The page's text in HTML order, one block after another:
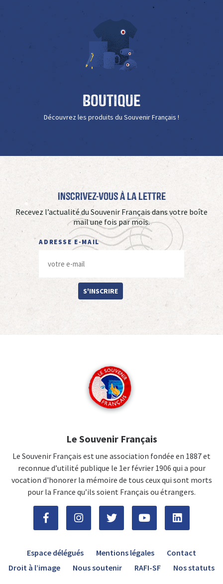
Boutique
Découvrez les produits du Souvenir Français !
Inscrivez-vous à La Lettre
Recevez l’actualité du Souvenir Français dans votre boîte
mail une fois par mois.
ADRESSE E-MAIL
S'INSCRIRE
Le Souvenir Français
Le Souvenir Français est une association fondée en 1887 et
reconnue d’utilité publique le 1er février 1906 qui a pour
vocation d'honorer la mémoire de tous ceux qui sont morts
pour la France qu’ils soient Français ou étrangers.
Espace délégués Mentions légales
Contact
Droit à l’image
Nous soutenir RAFI-SF Nos statuts